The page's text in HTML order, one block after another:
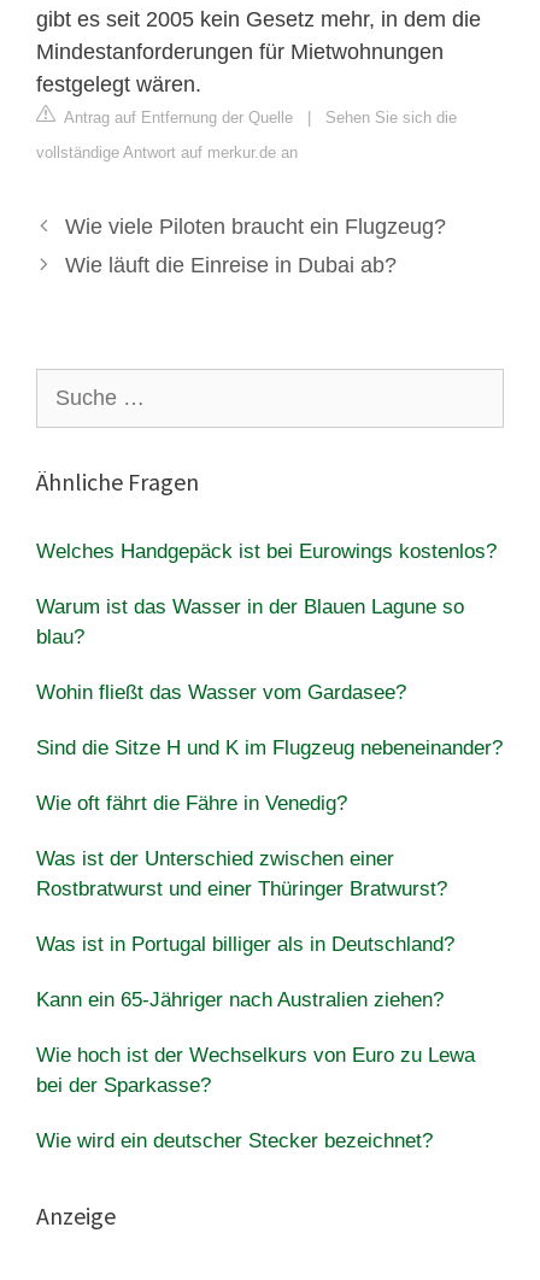
gibt es seit 2005 kein Gesetz mehr, in dem die
Mindestanforderungen für Mietwohnungen
festgelegt wären.
Antrag auf Entfernung der Quelle | Sehen Sie sich die
vollständige Antwort auf merkur.de an
Wie viele Piloten braucht ein Flugzeug?
Wie läuft die Einreise in Dubai ab?
nach:
Ähnliche Fragen
Welches Handgepäck ist bei Eurowings kostenlos?
Warum ist das Wasser in der Blauen Lagune so
blau?
Wohin fließt das Wasser vom Gardasee?
Sind die Sitze H und K im Flugzeug nebeneinander?
Wie oft fährt die Fähre in Venedig?
Was ist der Unterschied zwischen einer
Rostbratwurst und einer Thüringer Bratwurst?
Was ist in Portugal billiger als in Deutschland?
Kann ein 65-Jähriger nach Australien ziehen?
Wie hoch ist der Wechselkurs von Euro zu Lewa
bei der Sparkasse?
Wie wird ein deutscher Stecker bezeichnet?
Anzeige